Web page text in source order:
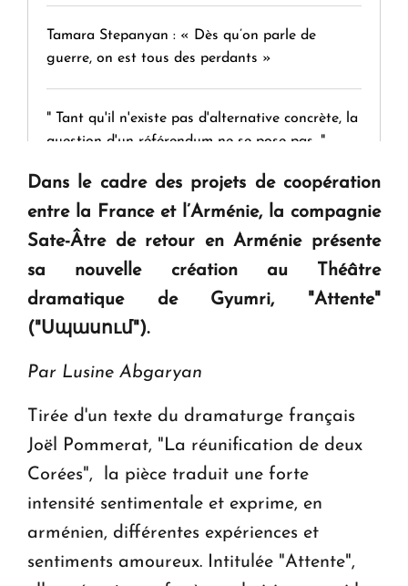
Tamara Stepanyan : « Dès qu’on parle de
guerre, on est tous des perdants »
" Tant qu'il n'existe pas d'alternative concrète, la
question d'un référendum ne se pose pas. "
KASA : 30 ans d'audace, de résilience et d'avenir
ouvrira ses portes à Dilijan
Dans le cadre des projets de coopération
entre la France et l’Arménie, la compagnie
Sate-Âtre de retour en Arménie présente
sa nouvelle création au Théâtre
dramatique de Gyumri, "Attente"
("Սպասում ").
Par Lusine Abgaryan
Tirée d'un texte du dramaturge français
Joël Pommerat, "La réunification de deux
Corées", la pièce traduit une forte
intensité sentimentale et exprime, en
arménien, différentes expériences et
sentiments amoureux. Intitulée "Attente",